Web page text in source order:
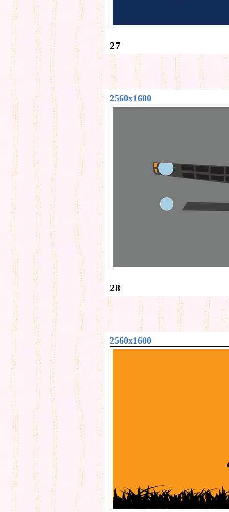
27
2560x1600
28
2560x1600